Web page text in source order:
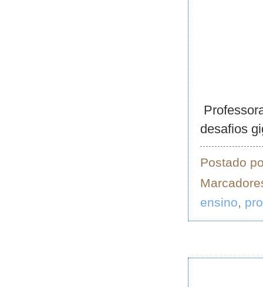
desafios
Postado
ensino,